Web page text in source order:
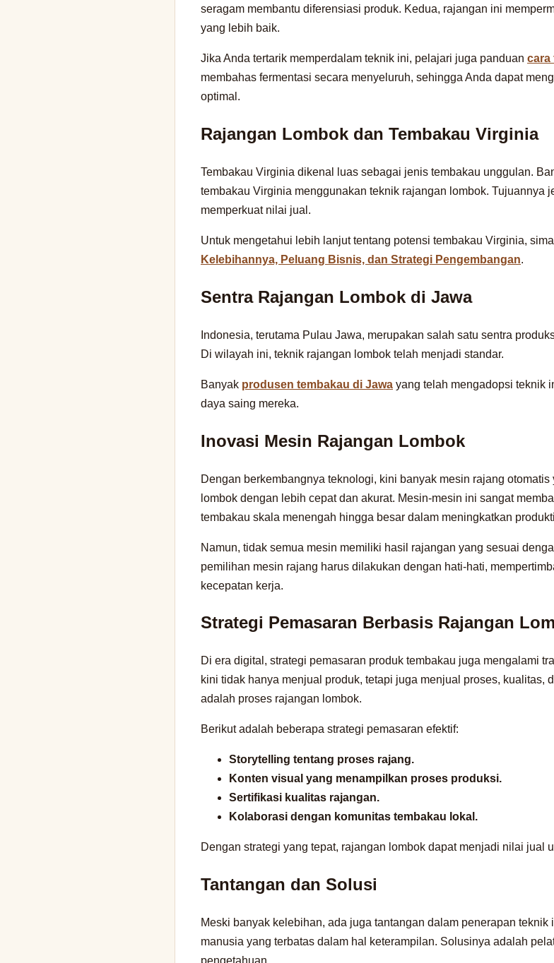
seragam membantu diferensiasi produk. Kedua, rajangan ini
yang lebih baik.
Jika Anda tertarik memperdalam teknik ini, pelajari juga panduan cara
membahas fermentasi secara menyeluruh, sehingga Anda dapat
optimal.
Rajangan Lombok dan Tembakau Virginia
Tembakau Virginia dikenal luas sebagai jenis tembakau unggulan.
tembakau Virginia menggunakan teknik rajangan lombok. Tujuannya
memperkuat nilai jual.
Untuk mengetahui lebih lanjut tentang potensi tembakau Virginia,
Kelebihannya, Peluang Bisnis, dan Strategi Pengembangan.
Sentra Rajangan Lombok di Jawa
Indonesia, terutama Pulau Jawa, merupakan salah satu sentra
Di wilayah ini, teknik rajangan lombok telah menjadi standar.
Banyak produsen tembakau di Jawa yang telah mengadopsi teknik
daya saing mereka.
Inovasi Mesin Rajangan Lombok
Dengan berkembangnya teknologi, kini banyak mesin rajang
lombok dengan lebih cepat dan akurat. Mesin-mesin ini sangat
tembakau skala menengah hingga besar dalam meningkatkan
Namun, tidak semua mesin memiliki hasil rajangan yang sesuai
pemilihan mesin rajang harus dilakukan dengan hati-hati,
kecepatan kerja.
Strategi Pemasaran Berbasis Rajangan
Di era digital, strategi pemasaran produk tembakau juga mengalami
kini tidak hanya menjual produk, tetapi juga menjual proses, kualitas,
adalah proses rajangan lombok.
Berikut adalah beberapa strategi pemasaran efektif:
Storytelling tentang proses rajang.
Konten visual yang menampilkan proses produksi.
Sertifikasi kualitas rajangan.
Kolaborasi dengan komunitas tembakau lokal.
Dengan strategi yang tepat, rajangan lombok dapat menjadi nilai jual
Tantangan dan Solusi
Meski banyak kelebihan, ada juga tantangan dalam penerapan
manusia yang terbatas dalam hal keterampilan. Solusinya adalah